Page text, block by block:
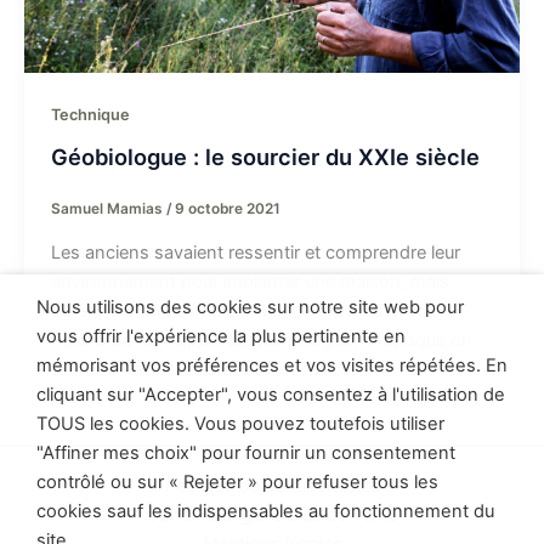
Technique
Géobiologue : le sourcier du XXIe siècle
Samuel Mamias /9 octobre 2021
Les anciens savaient ressentir et comprendre leur
aussi pour choisir où planter leurs arbres. Il était
naturel de faire appel au géobiologue, à l’époque on
les nommait sourciers ..
Politique de confidentialité
Conditions générales de vente
Nous utilisons des cookies sur notre site web pour
vous offrir l'expérience la plus pertinente en
mémorisant vos préférences et vos visites répétées. En
cliquant sur "Accepter", vous consentez à l'utilisation de
TOUS les cookies. Vous pouvez toutefois utiliser
"Affiner mes choix" pour fournir un consentement
contrôlé ou sur « Rejeter » pour refuser tous les
cookies sauf les indispensables au fonctionnement du